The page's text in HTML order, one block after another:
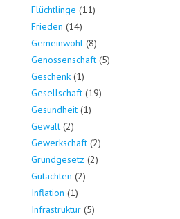
Flüchtlinge (11)
Frieden (14)
Gemeinwohl (8)
Genossenschaft (5)
Geschenk (1)
Gesellschaft (19)
Gesundheit (1)
Gewalt (2)
Gewerkschaft (2)
Grundgesetz (2)
Gutachten (2)
Inflation (1)
Infrastruktur (5)